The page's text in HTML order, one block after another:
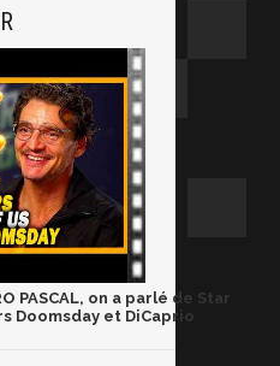
PASCAL, on a parlé de Star
Doomsday et DiCaprio